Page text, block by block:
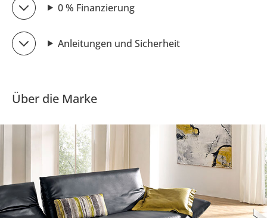
0 % Finanzierung
Anleitungen und Sicherheit
Über die Marke